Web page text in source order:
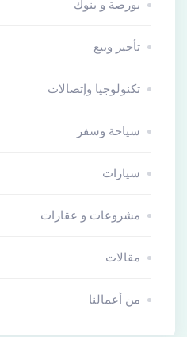
بورصة و بنوك
تأجير وبيع
تكنولوجيا وإتصالات
سياحة وسفر
سيارات
مشروعات و عقارات
مقالات
من أعمالنا